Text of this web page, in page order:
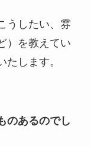
うしたい、雰
）を教えてい
します。
のあるのでし